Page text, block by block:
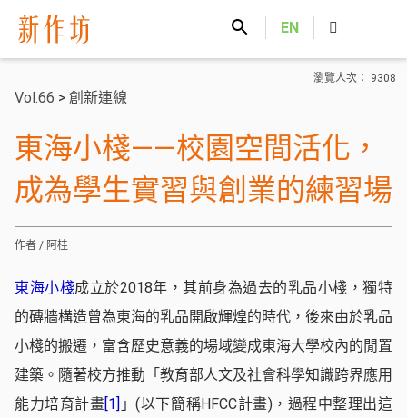
EN
瀏覽人次： 9308
Vol.66 > 創新連線
東海小棧——校園空間活化，
成為學生實習與創業的練習場
作者 / 阿桂
東海小棧成立於2018年，其前身為過去的乳品小棧，獨特
的磚牆構造曾為東海的乳品開啟輝煌的時代，後來由於乳品
小棧的搬遷，富含歷史意義的場域變成東海大學校內的閒置
建築。隨著校方推動「教育部人文及社會科學知識跨界應用
能力培育計畫[1] 」(以下簡稱HFCC計畫)，過程中整理出這